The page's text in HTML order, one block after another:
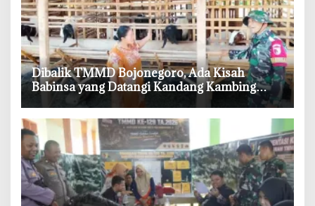
‎Dibalik TMMD Bojonegoro, Ada Kisah
Babinsa yang Datangi Kandang Kambing
Demi Dengar Keluh Warga